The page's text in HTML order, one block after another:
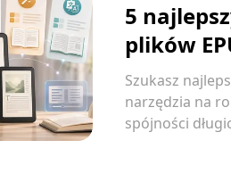
5
plików
Szukasz
narzędzia na
spójności